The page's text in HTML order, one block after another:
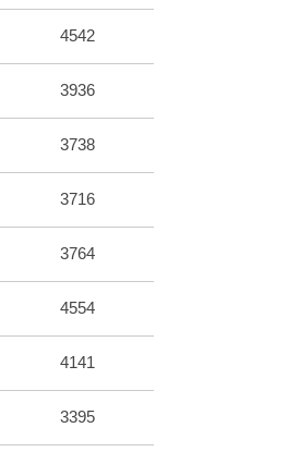
4542
3936
3738
3716
3764
4554
4141
3395